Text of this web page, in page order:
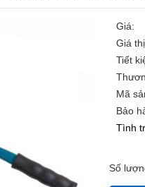
Giá:
Giá
Tiết
Mã
Bảo
Tình
Số